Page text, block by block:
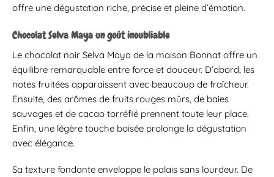
offre une dégustation riche, précise et pleine d’émotion.
Chocolat Selva Maya un goût inoubliable
Le chocolat noir Selva Maya de la maison Bonnat offre un
équilibre remarquable entre force et douceur. D’abord, les
notes fruitées apparaissent avec beaucoup de fraîcheur.
Ensuite, des arômes de fruits rouges mûrs, de baies
sauvages et de cacao torréfié prennent toute leur place.
Enfin, une légère touche boisée prolonge la dégustation
avec élégance.
Sa texture fondante enveloppe le palais sans lourdeur. De